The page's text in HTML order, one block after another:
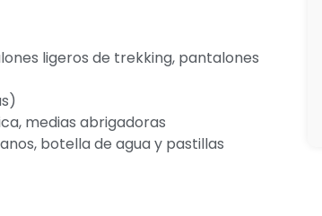
ligeros de trekking, pantalones
medias abrigadoras
botella de agua y pastillas